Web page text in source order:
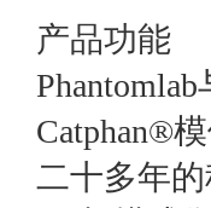
产品功能
Catphan®
二十多年